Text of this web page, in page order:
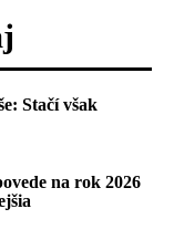
Stačí však
na rok 2026